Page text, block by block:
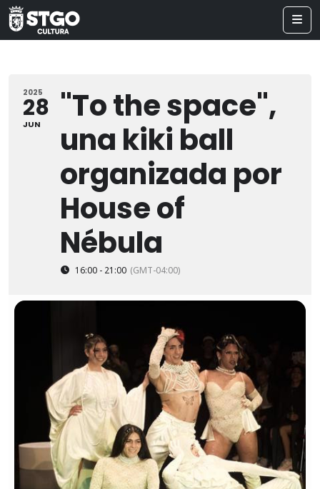
2025
28
JUN
"To the space",
una kiki ball
organizada por
House of
Nébula
16:00 - 21:00 (GMT-04:00)